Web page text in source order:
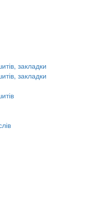
закладки
закладки